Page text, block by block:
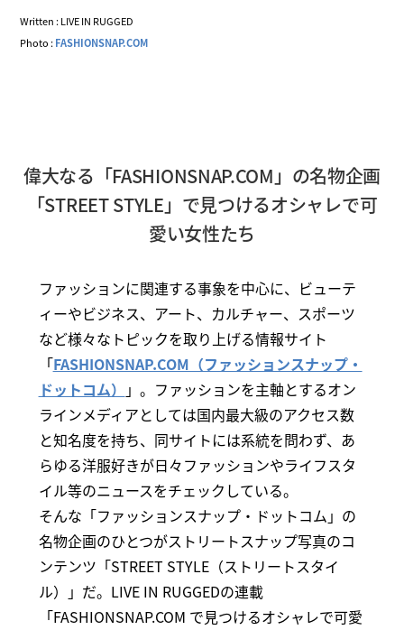
Written : LIVE IN RUGGED
Photo :FASHIONSNAP.COM
偉大なる「FASHIONSNAP.COM」の名物企画
「STREET STYLE」で見つけるオシャレで可
愛い女性たち
ファッションに関連する事象を中心に、ビューテ
ィーやビジネス、アート、カルチャー、スポーツ
など様々なトピックを取り上げる情報サイト
「FASHIONSNAP.COM（ファッションスナップ・
ドットコム） 」。ファッションを主軸とするオン
ラインメディアとしては国内最大級のアクセス数
と知名度を持ち、同サイトには系統を問わず、あ
らゆる洋服好きが日々ファッションやライフスタ
イル等のニュースをチェックしている。
そんな「ファッションスナップ・ドットコム」の
名物企画のひとつがストリートスナップ写真のコ
ンテンツ「STREET STYLE（ストリートスタイ
ル）」だ。LIVE IN RUGGEDの連載
「FASHIONSNAP.COM で見つけるオシャレで可愛